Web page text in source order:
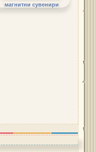
магнитни сувенири